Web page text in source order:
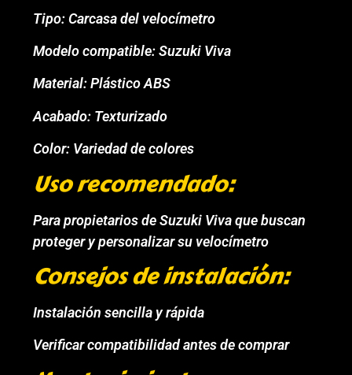
Tipo: Carcasa del velocímetro
Modelo compatible: Suzuki Viva
Material: Plástico ABS
Acabado: Texturizado
Color: Variedad de colores
Uso recomendado:
Para propietarios de Suzuki Viva que buscan
proteger y personalizar su velocímetro
Consejos de instalación:
Instalación sencilla y rápida
Verificar compatibilidad antes de comprar